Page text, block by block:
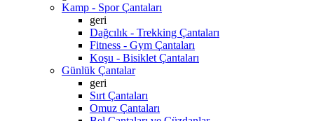
Kamp - Spor Çantaları
geri
Dağcılık - Trekking Çantaları
Fitness - Gym Çantaları
Koşu - Bisiklet Çantaları
Günlük Çantalar
geri
Sırt Çantaları
Omuz Çantaları